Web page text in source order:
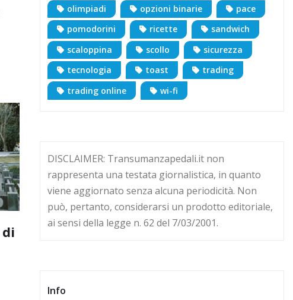
olimpiadi
opzioni binarie
pace
pomodorini
ricette
sandwich
scaloppina
scollo
sicurezza
tecnologia
toast
trading
trading online
wi-fi
DISCLAIMER: Transumanzapedali.it non
rappresenta una testata giornalistica, in quanto
viene aggiornato senza alcuna periodicità. Non
può, pertanto, considerarsi un prodotto editoriale,
ai sensi della legge n. 62 del 7/03/2001.
Info